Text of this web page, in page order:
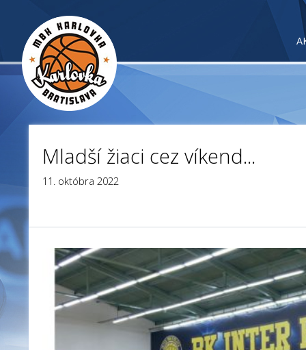
Mladší žiaci cez víkend...
11. októbra 2022